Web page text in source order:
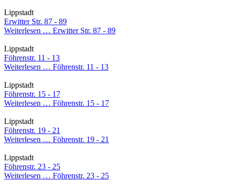
Lippstadt
Erwitter Str. 87 - 89
Weiterlesen … Erwitter Str. 87 - 89
Lippstadt
Föhrenstr. 11 - 13
Weiterlesen … Föhrenstr. 11 - 13
Lippstadt
Föhrenstr. 15 - 17
Weiterlesen … Föhrenstr. 15 - 17
Lippstadt
Föhrenstr. 19 - 21
Weiterlesen … Föhrenstr. 19 - 21
Lippstadt
Föhrenstr. 23 - 25
Weiterlesen … Föhrenstr. 23 - 25